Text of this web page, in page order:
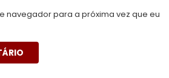
navegador para a próxima vez que eu